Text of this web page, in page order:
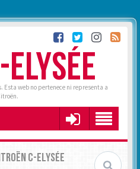
Esta web no pertenece ni representa a
C-ELYSÉE